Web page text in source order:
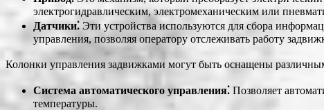
электрогидравлическим, электромеханическим или
Датчики⁚ Эти устройства используются для сбора
управления, позволяя оператору отслеживать работу
Колонки управления задвижками могут быть оснащены
Система автоматического управления⁚ Позволяет
температуры.